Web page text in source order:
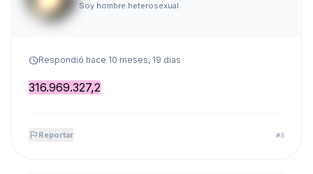
Soy hombre heterosexual
scheduleRespondió hace 10 meses, 19 dias
316.969.327,2
flag Reportar #3